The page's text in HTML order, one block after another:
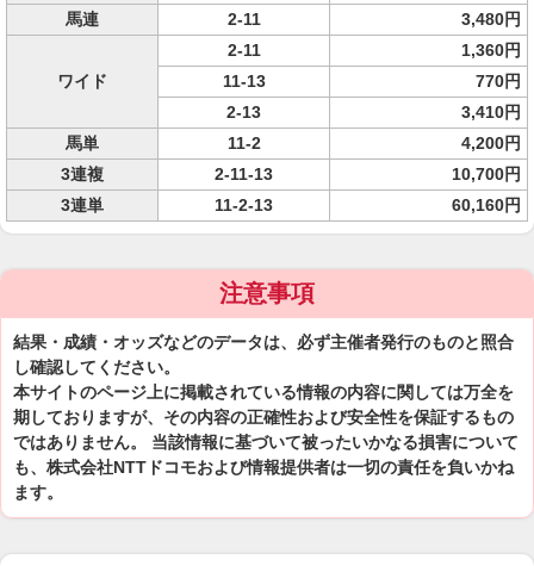
馬連
2-11 3,480円
ワイド
2-11
1,360円
11-13
770円
2-13
3,410円
馬単
11-2
4,200円
3連複
2-11-13
10,700円
3連単
11-2-13 60,160円
注意事項
結果・成績・オッズなどのデータは、必ず主催者発行のものと照合
し確認してください。
本サイトのページ上に掲載されている情報の内容に関しては万全を
期しておりますが、その内容の正確性および安全性を保証するもの
ではありません。 当該情報に基づいて被ったいかなる損害について
も、株式会社NTTドコモおよび情報提供者は一切の責任を負いかね
ます。